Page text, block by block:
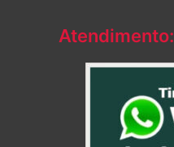
Atendimento: